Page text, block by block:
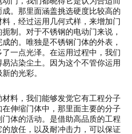
。那里面涵盖挑选硬度比较高的
，经过运用几何式样，来增加门
制。对于不锈钢的电动门来说，
的。唯独是不锈钢门体的外表，
一点光泽。在运用过程中，我们
沾染尘土。因为这个不管你运用
的光彩。
材料，我们能够发觉它有工程分子
伸缩门体中，那里面主要的分子
体的活动。是借助高品质的工程
放任，以及耐冲击力，可以保证